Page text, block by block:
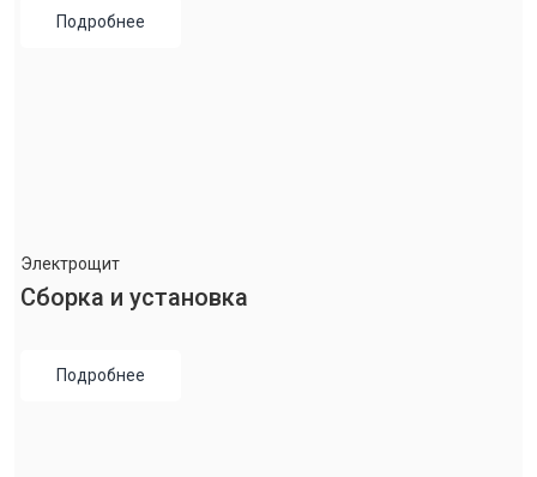
Подробнее
Электрощит
Сборка и установка
Подробнее